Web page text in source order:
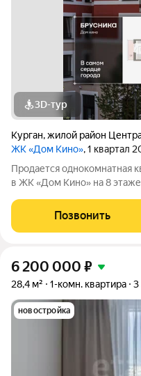
3D-тур
Курган,жилой район
ЖК «Дом Кино», 1 квартал
Продается однокомнатная
в ЖК «Дом Кино» на 8
Особенности планировки:
квартиры в нашей базе:
Позвонить
6 200 000 ₽
28,4 м² 1-комн. квартира 3
новостройка